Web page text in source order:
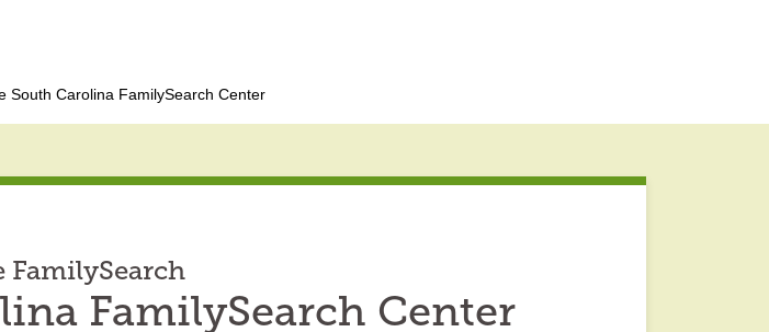
South Carolina FamilySearch Center
FamilySearch
FamilySearch Center